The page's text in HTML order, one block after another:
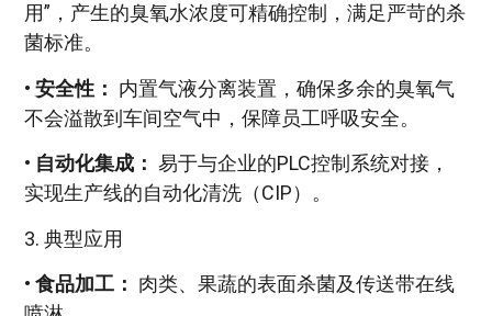
用”，产生的臭氧水浓度可精确控制，满足严苛的杀
菌标准。
• 安全性： 内置气液分离装置，确保多余的臭氧气
不会溢散到车间空气中，保障员工呼吸安全。
• 自动化集成： 易于与企业的PLC控制系统对接，
实现生产线的自动化清洗（CIP）。
3. 典型应用
• 食品加工： 肉类、果蔬的表面杀菌及传送带在线